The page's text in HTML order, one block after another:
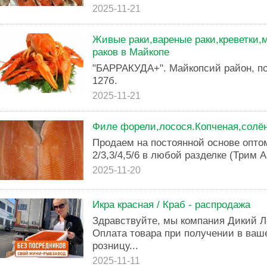
2025-11-21
Живые раки,вареные
раков в Майкопе
"БАРРАКУДА+". Майкопсий район,
127б.
2025-11-21
Филе
Продаем на постоянной основе
2/3,3/4,5/6 в любой разделке (Трим
2025-11-20
Икра красная / Краб - распродажа
Здравствуйте, мы компания Дикий
Оплата товара при получении в
розницу...
2025-11-11